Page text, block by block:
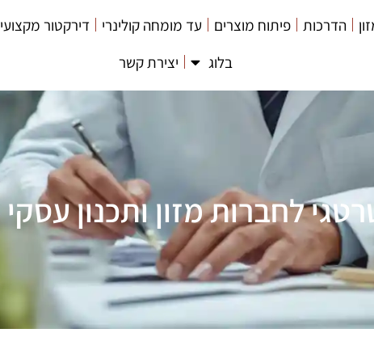
הדרכות פיתוח מוצרים עד מומחה קולינרי דירקטור מקצועי
בלוג
יצירת קשר
לחברות מזון ותכנון עסקי